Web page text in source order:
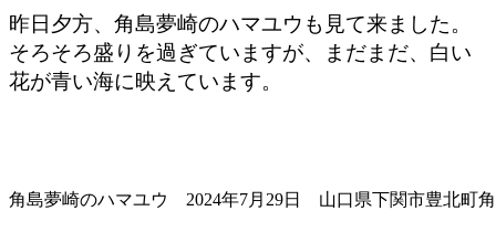
昨日夕方、角島夢崎のハマユウも見て来ました。
そろそろ盛りを過ぎていますが、まだまだ、白い
花が青い海に映えています。
角島夢崎のハマユウ 2024年7月29日 山口県下関市豊北町